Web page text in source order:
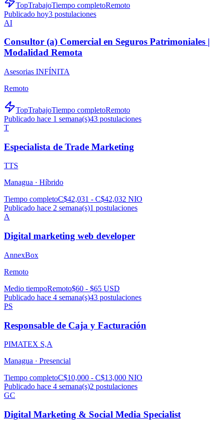
TopTrabajoTiempo completoRemoto
Publicado hoy3 postulaciones
AI
Consultor (a) Comercial en Seguros Patrimoniales |
Modalidad Remota
Asesorias INFÍNITA
Remoto
TopTrabajoTiempo completoRemoto
Publicado hace 1 semana(s)43 postulaciones
T
Especialista de Trade Marketing
TTS
Managua · Híbrido
Tiempo completoC$42,031 - C$42,032 NIO
Publicado hace 2 semana(s)1 postulaciones
A
Digital marketing web developer
AnnexBox
Remoto
Medio tiempoRemoto$60 - $65 USD
Publicado hace 4 semana(s)43 postulaciones
PS
Responsable de Caja y Facturación
PIMATEX S,A
Managua · Presencial
Tiempo completoC$10,000 - C$13,000 NIO
Publicado hace 4 semana(s)2 postulaciones
GC
Digital Marketing & Social Media Specialist